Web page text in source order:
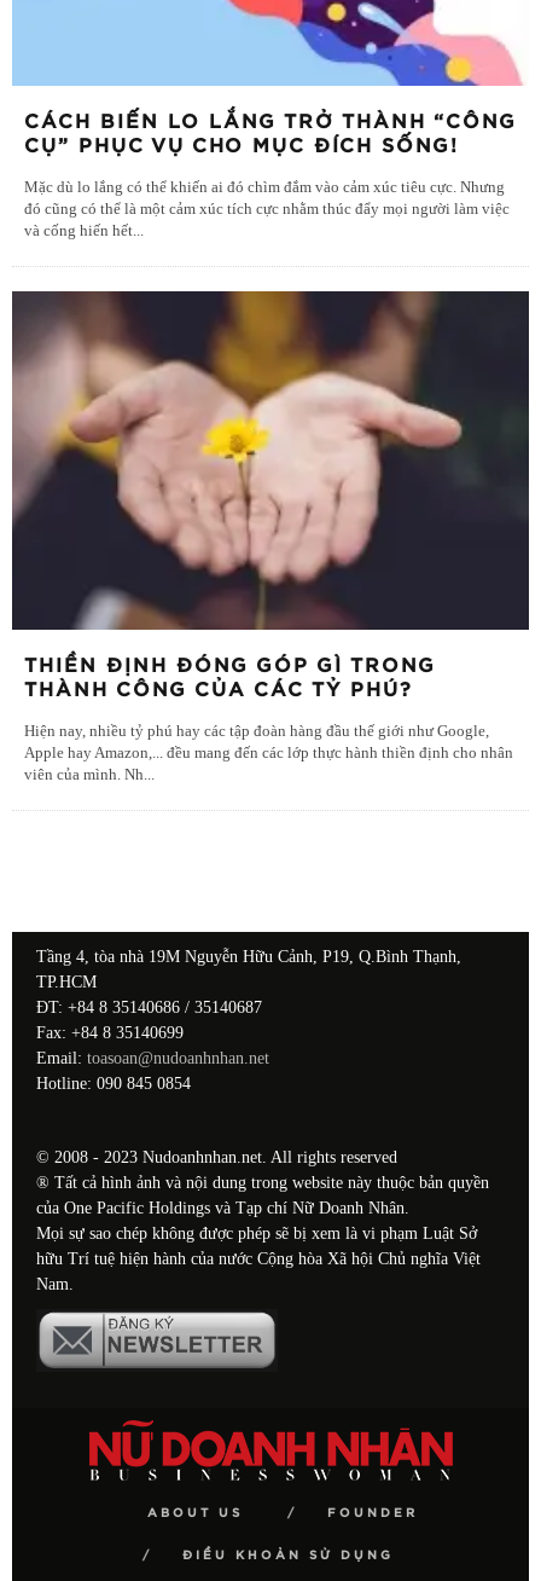
CÁCH BIẾN LO LẮNG TRỞ THÀNH “CÔNG
CỤ” PHỤC VỤ CHO MỤC ĐÍCH SỐNG!
Mặc dù lo lắng có thể khiến ai đó chìm đắm vào cảm xúc tiêu cực. Nhưng
đó cũng có thể là một cảm xúc tích cực nhằm thúc đẩy mọi người làm việc
và cống hiến hết...
THIỀN ĐỊNH ĐÓNG GÓP GÌ TRONG
THÀNH CÔNG CỦA CÁC TỶ PHÚ?
Hiện nay, nhiều tỷ phú hay các tập đoàn hàng đầu thế giới như Google,
Apple hay Amazon,... đều mang đến các lớp thực hành thiền định cho nhân
viên của mình. Nh...
Tầng 4, tòa nhà 19M Nguyễn Hữu Cảnh, P19, Q.Bình Thạnh,
TP.HCM
ĐT: +84 8 35140686 / 35140687
Fax: +84 8 35140699
Email: toasoan@nudoanhnhan.net
Hotline: 090 845 0854
© 2008 - 2023 Nudoanhnhan.net. All rights reserved
® Tất cả hình ảnh và nội dung trong website này thuộc bản quyền
của One Pacific Holdings và Tạp chí Nữ Doanh Nhân.
Mọi sự sao chép không được phép sẽ bị xem là vi phạm Luật Sở
hữu Trí tuệ hiện hành của nước Cộng hòa Xã hội Chủ nghĩa Việt
Nam.
ABOUT US FOUNDER
ĐIỀU KHOẢN SỬ DỤNG